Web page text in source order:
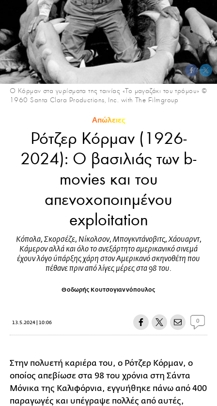
Ο Κόρμαν στα γυρίσματα της ταινίας «Το μαγαζάκι του τρόμου» ©
1960 Santa Clara Productions, Inc. with The Filmgroup
Απώλειες
Ρότζερ Κόρμαν (1926-
2024): Ο βασιλιάς των b-
movies και του
απενοχοποιημένου
exploitation
Κόπολα, Σκορσέζε, Νίκολσον, Μπογκντάνοβιτς, Χάουαρντ,
Κάμερον αλλά και όλο το ανεξάρτητο αμερικανικό σινεμά
έχουν λόγο ύπάρξης χάρη στον Αμερικανό σκηνοθέτη που
πέθανε πριν από λίγες μέρες στα 98 του.
Θοδωρής Κουτσογιαννόπουλος
13.5.2024 | 10:06 0
Στην πολυετή καριέρα του, ο Ρότζερ Κόρμαν, ο
οποίος απεβίωσε στα 98 του χρόνια στη Σάντα
Μόνικα της Καλιφόρνια, εγγυήθηκε πάνω από 400
παραγωγές και υπέγραψε πολλές από αυτές,